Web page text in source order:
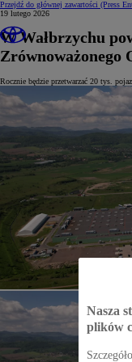
Przejdź do głównej zawartości (Press
19 lutego 2026
W Wałbrzychu
Zrównoważonego
Rocznie będzie przetwarzać 20 tys.
Nasza
plików